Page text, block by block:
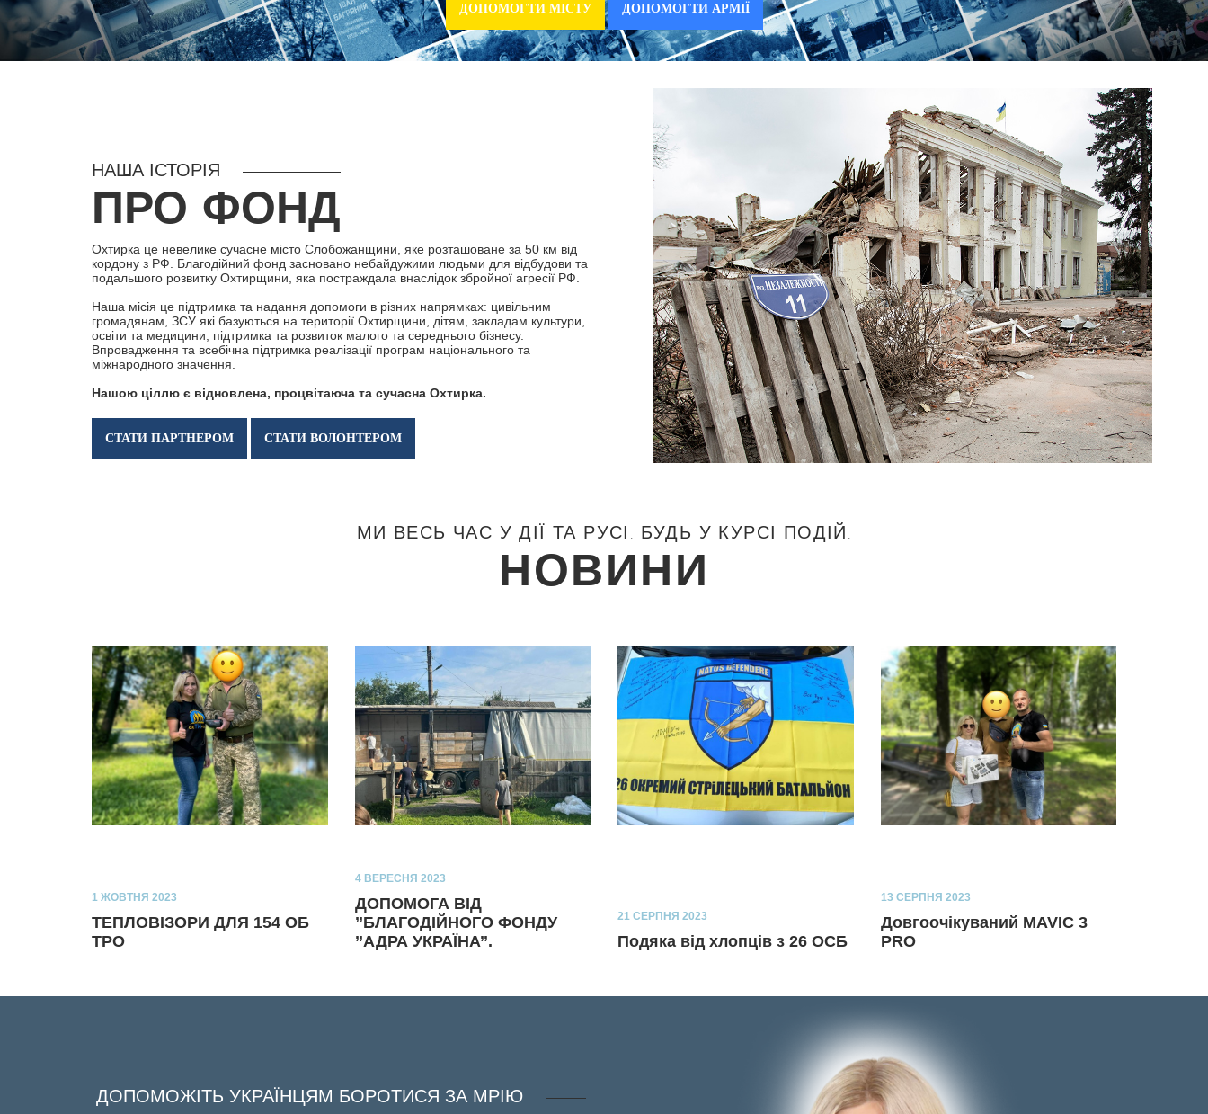
ДОПОМОГТИ МІСТУ ДОПОМОГТИ АРМІЇ
НАША ІСТОРІЯ
ПРО ФОНД
Охтирка це невелике сучасне місто Слобожанщини, яке розташоване за 50 км від
кордону з РФ. Благодійний фонд засновано небайдужими людьми для відбудови та
подальшого розвитку Охтирщини, яка постраждала внаслідок збройної агресії РФ.
Наша місія це підтримка та надання допомоги в різних напрямках: цивільним
громадянам, ЗСУ які базуються на території Охтирщини, дітям, закладам культури,
освіти та медицини, підтримка та розвиток малого та середнього бізнесу.
Впровадження та всебічна підтримка реалізації програм національного та
міжнародного значення.
Нашою ціллю є відновлена, процвітаюча та сучасна Охтирка.
СТАТИ ПАРТНЕРОМ СТАТИ ВОЛОНТЕРОМ
МИ ВЕСЬ ЧАС У ДІЇ ТА РУСІ. БУДЬ У КУРСІ ПОДІЙ.
НОВИНИ
1 ЖОВТНЯ 2023
ТЕПЛОВІЗОРИ ДЛЯ 154 ОБ
ТРО
4 ВЕРЕСНЯ 2023
ДОПОМОГА ВІД
’’БЛАГОДІЙНОГО ФОНДУ
’’АДРА УКРАЇНА’’.
21 СЕРПНЯ 2023
Подяка від хлопців з 26 ОСБ
13 СЕРПНЯ 2023
Довгоочікуваний MAVIC 3
PRO
ДОПОМОЖІТЬ УКРАЇНЦЯМ БОРОТИСЯ ЗА МРІЮ